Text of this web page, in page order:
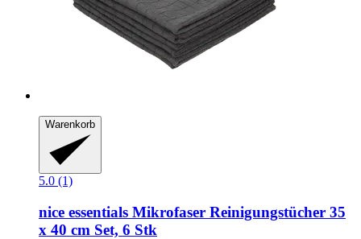
Warenkorb
5.0 (1)
nice essentials Mikrofaser Reinigungstücher 35
x 40 cm Set, 6 Stk